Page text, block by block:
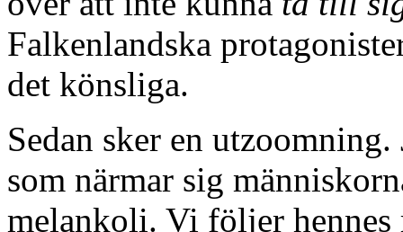
Falkenlandska
det könsliga.
Sedan sker en
som närmar sig
melankoli. Vi följer hennes